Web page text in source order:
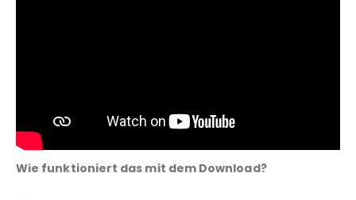
Wie funktioniert das mit dem Download?